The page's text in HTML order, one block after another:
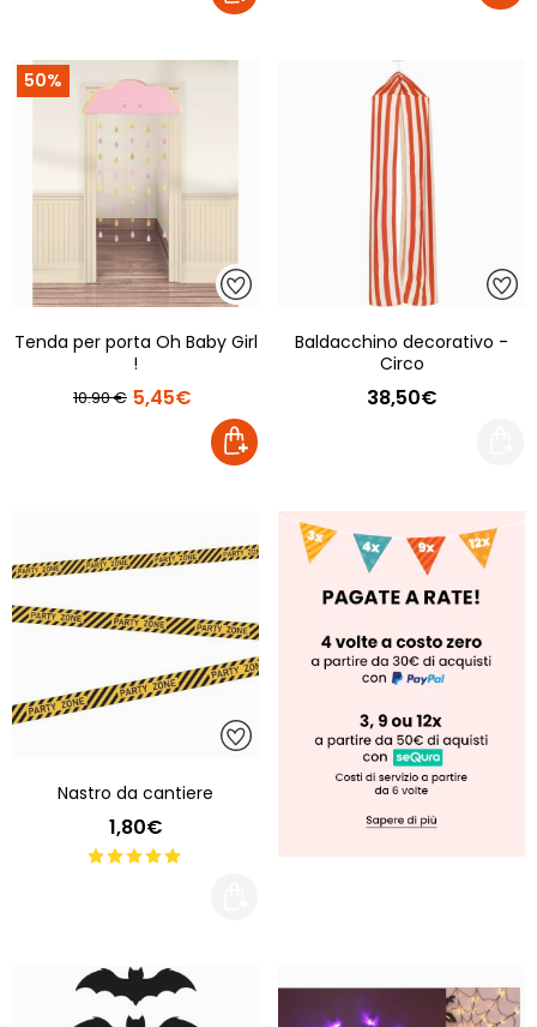
50%
Tenda per porta Oh Baby Girl
!
10.90 € 5,45€
Baldacchino decorativo -
Circo
38,50€
Nastro da cantiere
1,80€